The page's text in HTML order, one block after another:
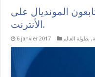
سيتابعون المونديال على
الأنترنت.
6 janvier 2017 , بطولة العالم